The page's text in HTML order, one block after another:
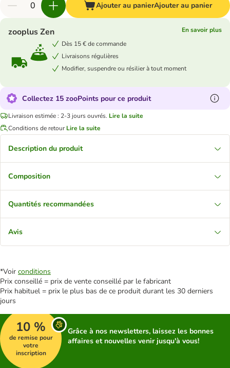
Ajouter au panierAjouter au panier
zooplus Zen
En savoir plus
Dès 15 € de commande
Livraisons régulières
Modifier, suspendre ou résilier à tout moment
Collectez 15 zooPoints pour ce produit
Livraison estimée : 2-3 jours ouvrés. Lire la suite
Conditions de retour Lire la suite
Description du produit
Composition
Quantités recommandées
Avis
*Voir conditions
Prix conseillé = prix de vente conseillé par le fabricant
Prix habituel = prix le plus bas de ce produit durant les 30 derniers
jours
10 %
de remise pour
votre
inscription
Grâce à nos newsletters, laissez les bonnes
affaires et nouvelles venir jusqu'à vous!